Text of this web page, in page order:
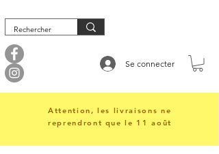
Se connecter
Attention, les livraisons ne
reprendront que le 11 août